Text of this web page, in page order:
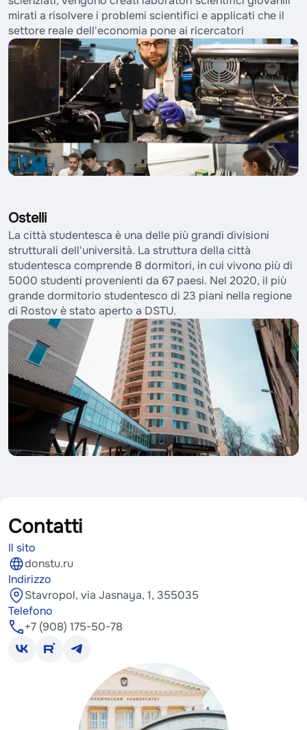
mirati a risolvere i problemi scientifici e applicati che il
settore reale dell'economia pone ai ricercatori
Ostelli
La città studentesca è una delle più grandi divisioni
strutturali dell'università. La struttura della città
studentesca comprende 8 dormitori, in cui vivono più di
5000 studenti provenienti da 67 paesi. Nel 2020, il più
grande dormitorio studentesco di 23 piani nella regione
di Rostov è stato aperto a DSTU.
Contatti
Il sito
donstu.ru
Indirizzo
Stavropol, via Jasnaya, 1, 355035
Telefono
+7 (908) 175-50-78